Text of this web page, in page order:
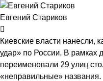
Евгений Стариков
Киевские власти нанесли,
удар» по России. В рамках
переименовали 29 улиц
«неправильные» названия.